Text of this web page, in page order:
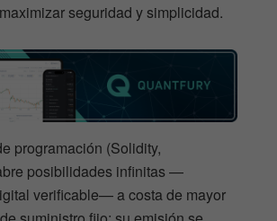
seguridad y simplicidad.
programación (Solidity,
posibilidades infinitas —
verificable— a costa de mayor